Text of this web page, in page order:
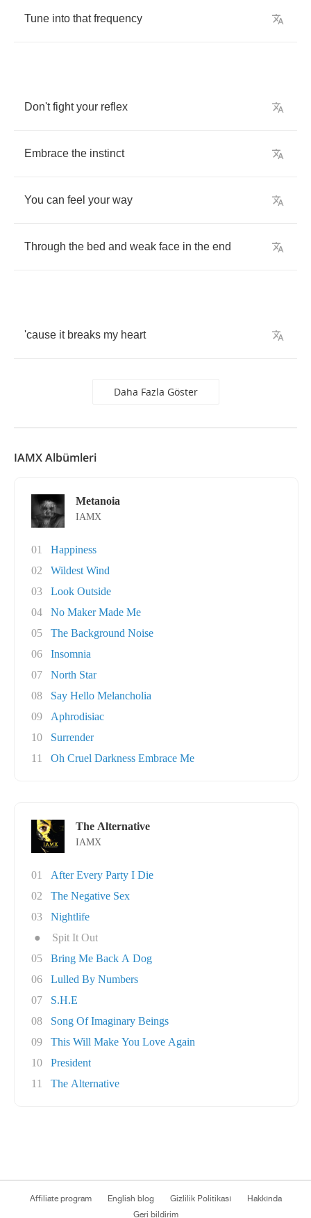
Tune into that frequency
Don't fight your reflex
Embrace the instinct
You can feel your way
Through the bed and weak face in the end
'cause it breaks my heart
Daha Fazla Göster
IAMX Albümleri
Metanoia
IAMX
01
Happiness
02
Wildest Wind
03
Look Outside
04
No Maker Made Me
05
The Background Noise
06
Insomnia
07
North Star
08
Say Hello Melancholia
09
Aphrodisiac
10
Surrender
11
Oh Cruel Darkness Embrace Me
The Alternative
IAMX
01
After Every Party I Die
02
The Negative Sex
03
Nightlife
●
Spit It Out
05
Bring Me Back A Dog
06
Lulled By Numbers
07
S.H.E
08
Song Of Imaginary Beings
09
This Will Make You Love Again
10
President
11
The Alternative
Affiliate program English blog Gizlilik Politikası
Hakkında
Geri bildirim